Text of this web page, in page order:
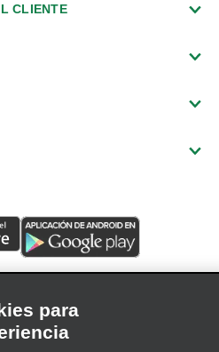
CLIENTE
para